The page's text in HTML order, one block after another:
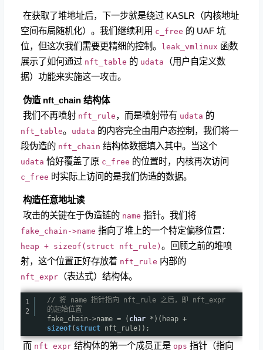
​ 在获取了堆地址后，下一步就是绕过 KASLR（内核地址
空间布局随机化）。我们继续利用 c_free 的 UAF 坑
位，但这次我们需要更精细的控制。 leak_vmlinux 函数
展示了如何通过 nft_table 的 udata （用户自定义数
据）功能来实施这一攻击。
伪造 nft_chain 结构体
​ 我们不再喷射 nft_rule，而是喷射带有 udata 的
nft_table。 udata 的内容完全由用户态控制，我们将一
段伪造的 nft_chain 结构体数据填入其中。当这个
udata 恰好覆盖了原 c_free 的位置时，内核再次访问
c_free 时实际上访问的是我们伪造的数据。
构造任意地址读
​ 攻击的关键在于伪造链的 name 指针。我们将
fake_chain->name 指向了堆上的一个特定偏移位置：
heap + sizeof(struct nft_rule)。回顾之前的堆喷
射，这个位置正好存放着 nft_rule 内部的
nft_expr （表达式）结构体。
1
2
// 将 name 指针指向 nft_rule 之后，即 nft_expr
的起始位置
fake_chain->name = ( char *)(heap +
sizeof( struct nft_rule));
​ 而 nft_expr 结构体的第一个成员正是 ops 指针（指向